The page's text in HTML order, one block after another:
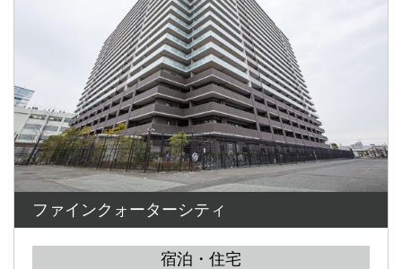
ファインクォーターシティ
宿泊・住宅